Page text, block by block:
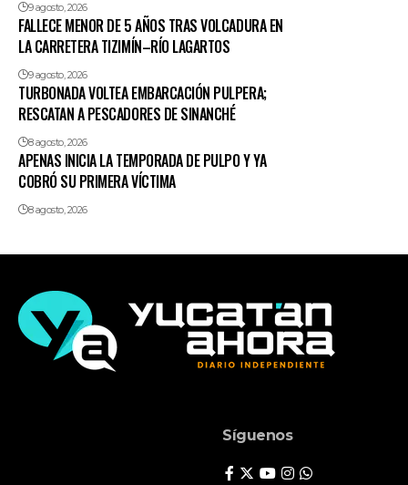
9 agosto, 2026
FALLECE MENOR DE 5 AÑOS TRAS VOLCADURA EN
LA CARRETERA TIZIMÍN–RÍO LAGARTOS
9 agosto, 2026
TURBONADA VOLTEA EMBARCACIÓN PULPERA;
RESCATAN A PESCADORES DE SINANCHÉ
8 agosto, 2026
APENAS INICIA LA TEMPORADA DE PULPO Y YA
COBRÓ SU PRIMERA VÍCTIMA
8 agosto, 2026
Síguenos